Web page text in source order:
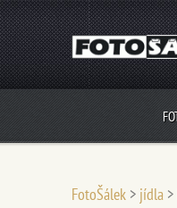
FotoŠálek > jídla >